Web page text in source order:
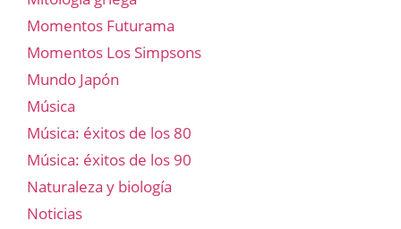
Momentos Futurama
Momentos Los Simpsons
Mundo Japón
Música
Música: éxitos de los 80
Música: éxitos de los 90
Naturaleza y biología
Noticias